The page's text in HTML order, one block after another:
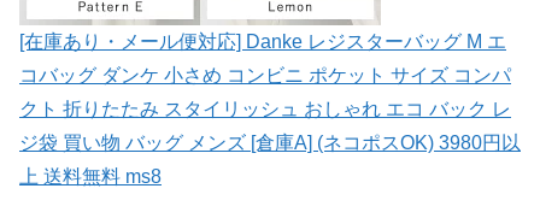
[在庫あり・メール便対応] Danke レジスターバッグ M エ
コバッグ ダンケ 小さめ コンビニ ポケット サイズ コンパ
クト 折りたたみ スタイリッシュ おしゃれ エコ バック レ
ジ袋 買い物 バッグ メンズ [倉庫A] (ネコポスOK) 3980円以
上 送料無料 ms8